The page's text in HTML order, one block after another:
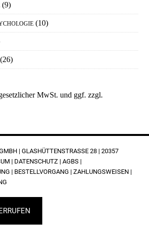
(9)
(10)
(26)
MwSt. und ggf. zzgl.
| GLASHÜTTENSTRASSE 28 | 20357 H
| DATENSCHUTZ |AGBS |
| BESTELLVORGANG |ZAHLUNGSWEISEN |